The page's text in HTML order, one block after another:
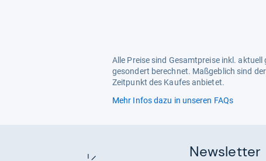
Alle Preise sind Gesamtpreise inkl.
gesondert berechnet. Maßgeblich sind
Zeitpunkt des Kaufes anbietet.
Mehr Infos dazu in unseren FAQs
Newsletter